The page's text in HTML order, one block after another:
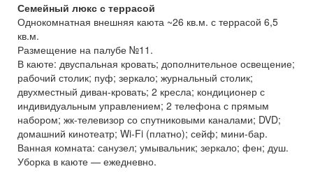
Семейный люкс с террасой
Однокомнатная внешняя каюта ~26 кв.м. с террасой 6,5
кв.м.
Размещение на палубе №11.
В каюте: двуспальная кровать; дополнительное освещение;
рабочий столик; пуф; зеркало; журнальный столик;
двухместный диван-кровать; 2 кресла; кондиционер с
индивидуальным управлением; 2 телефона с прямым
набором; жк-телевизор со спутниковыми каналами; DVD;
домашний кинотеатр; Wi-Fi (платно); сейф; мини-бар.
Ванная комната: санузел; умывальник; зеркало; фен; душ.
Уборка в каюте — ежедневно.